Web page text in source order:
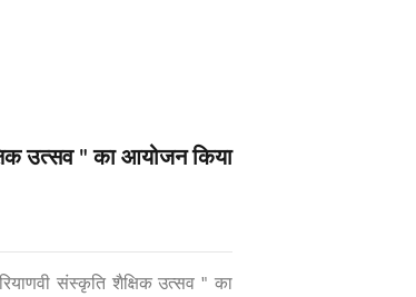
उत्सव " का आयोजन किया
संस्कृति शैक्षिक उत्सव " का